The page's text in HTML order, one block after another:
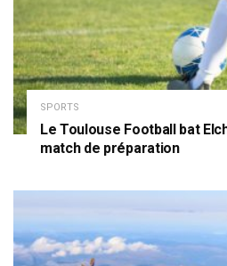
SPORTS
Le Toulouse Football bat
match de préparation